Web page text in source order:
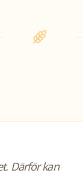
Därför kan